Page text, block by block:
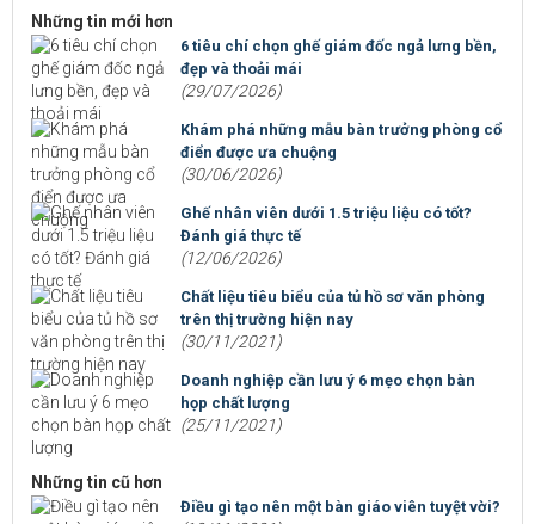
Những tin mới hơn
6 tiêu chí chọn ghế giám đốc ngả lưng bền,
đẹp và thoải mái
(29/07/2026)
Khám phá những mẫu bàn trưởng phòng cổ
điển được ưa chuộng
(30/06/2026)
Ghế nhân viên dưới 1.5 triệu liệu có tốt?
Đánh giá thực tế
(12/06/2026)
Chất liệu tiêu biểu của tủ hồ sơ văn phòng
trên thị trường hiện nay
(30/11/2021)
Doanh nghiệp cần lưu ý 6 mẹo chọn bàn
họp chất lượng
(25/11/2021)
Những tin cũ hơn
Điều gì tạo nên một bàn giáo viên tuyệt vời?